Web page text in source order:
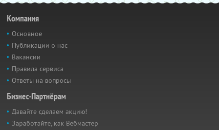
Компания
Основное
Публикации о нас
Вакансии
Правила сервиса
Ответы на вопросы
Бизнес-Партнёрам
Давайте сделаем акцию!
Заработайте, как Вебмастер